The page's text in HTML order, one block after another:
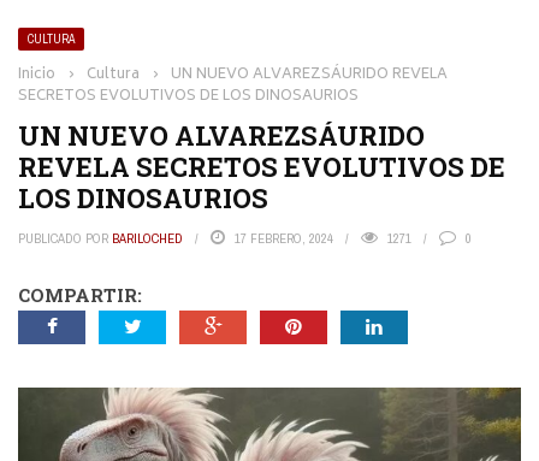
CULTURA
Inicio › Cultura › UN NUEVO ALVAREZSÁURIDO REVELA
SECRETOS EVOLUTIVOS DE LOS DINOSAURIOS
UN NUEVO ALVAREZSÁURIDO
REVELA SECRETOS EVOLUTIVOS DE
LOS DINOSAURIOS
PUBLICADO POR BARILOCHED 17 FEBRERO, 2024 1271 0
COMPARTIR: